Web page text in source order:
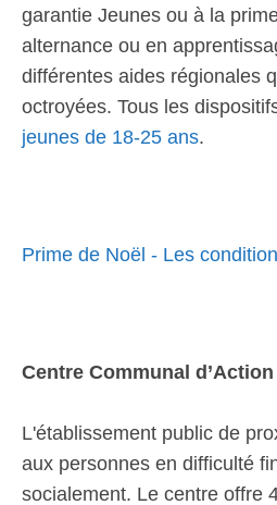
garantie Jeunes ou à la
alternance ou en
différentes aides régionales
octroyées. Tous les
jeunes de 18-25 ans.
Prime de Noël - Les
Centre Communal
L'établissement public de
aux personnes en difficulté
socialement. Le centre offre